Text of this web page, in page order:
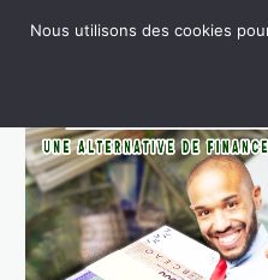
Nous utilisons des cookies